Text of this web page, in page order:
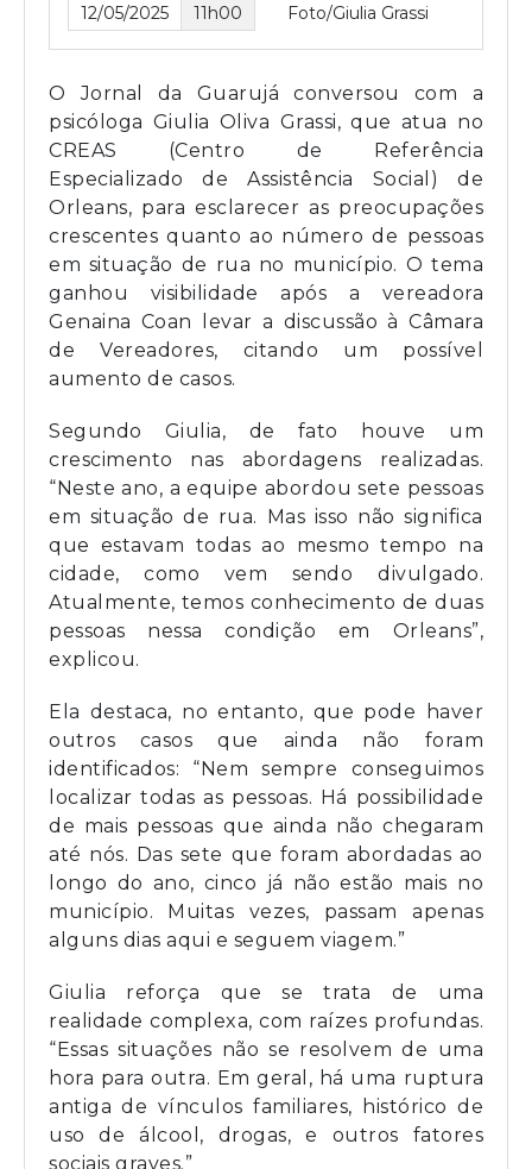
12/05/2025 11h00 Foto/Giulia Grassi
O Jornal da Guarujá conversou com a
psicóloga Giulia Oliva Grassi, que atua no
CREAS (Centro de Referência
Especializado de Assistência Social) de
Orleans, para esclarecer as preocupações
crescentes quanto ao número de pessoas
em situação de rua no município. O tema
ganhou visibilidade após a vereadora
Genaina Coan levar a discussão à Câmara
de Vereadores, citando um possível
aumento de casos.
Segundo Giulia, de fato houve um
crescimento nas abordagens realizadas.
“Neste ano, a equipe abordou sete pessoas
em situação de rua. Mas isso não significa
que estavam todas ao mesmo tempo na
cidade, como vem sendo divulgado.
Atualmente, temos conhecimento de duas
pessoas nessa condição em Orleans”,
explicou.
Ela destaca, no entanto, que pode haver
outros casos que ainda não foram
identificados: “Nem sempre conseguimos
localizar todas as pessoas. Há possibilidade
de mais pessoas que ainda não chegaram
até nós. Das sete que foram abordadas ao
longo do ano, cinco já não estão mais no
município. Muitas vezes, passam apenas
alguns dias aqui e seguem viagem.”
Giulia reforça que se trata de uma
realidade complexa, com raízes profundas.
“Essas situações não se resolvem de uma
hora para outra. Em geral, há uma ruptura
antiga de vínculos familiares, histórico de
uso de álcool, drogas, e outros fatores
sociais graves.”